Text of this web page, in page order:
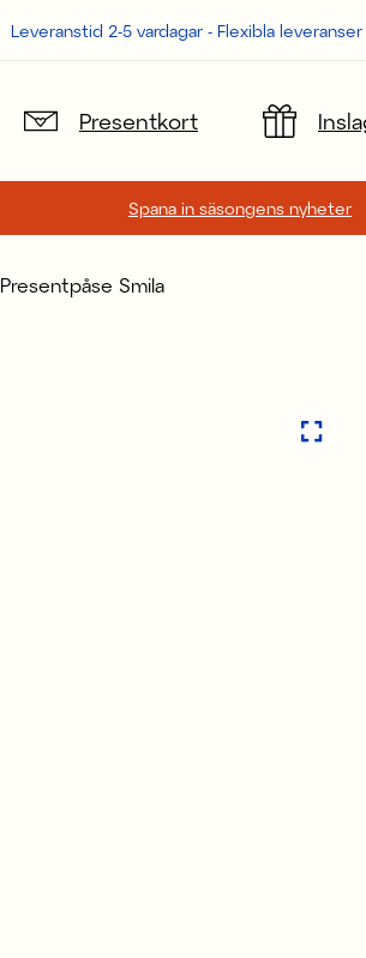
Leveranstid 2-5 vardagar - Flexibla
Presentkort
Spana in säsongens nyheter
Presentpåse Smila